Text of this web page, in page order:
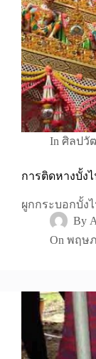
In ศิลปวั
การติดหางบั้ง
ผูกกระบอกบั้ง
By
On พฤษภ